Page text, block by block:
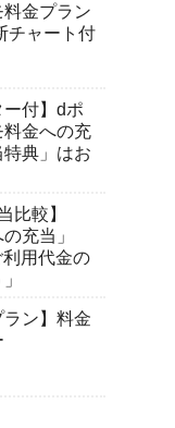
料金プラン
チャート付
ー付】dポ
料金への充
典」はお
比較】
充当」
用代金の
ラン】料金